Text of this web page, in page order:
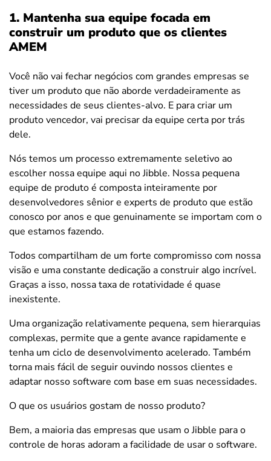
1. Mantenha sua equipe focada em
construir um produto que os clientes
AMEM
Você não vai fechar negócios com grandes empresas se
tiver um produto que não aborde verdadeiramente as
necessidades de seus clientes-alvo. E para criar um
produto vencedor, vai precisar da equipe certa por trás
dele.
Nós temos um processo extremamente seletivo ao
escolher nossa equipe aqui no Jibble. Nossa pequena
equipe de produto é composta inteiramente por
desenvolvedores sênior e experts de produto que estão
conosco por anos e que genuinamente se importam com o
que estamos fazendo.
Todos compartilham de um forte compromisso com nossa
visão e uma constante dedicação a construir algo incrível.
Graças a isso, nossa taxa de rotatividade é quase
inexistente.
Uma organização relativamente pequena, sem hierarquias
complexas, permite que a gente avance rapidamente e
tenha um ciclo de desenvolvimento acelerado. Também
torna mais fácil de seguir ouvindo nossos clientes e
adaptar nosso software com base em suas necessidades.
O que os usuários gostam de nosso produto?
Bem, a maioria das empresas que usam o Jibble para o
controle de horas adoram a facilidade de usar o software.